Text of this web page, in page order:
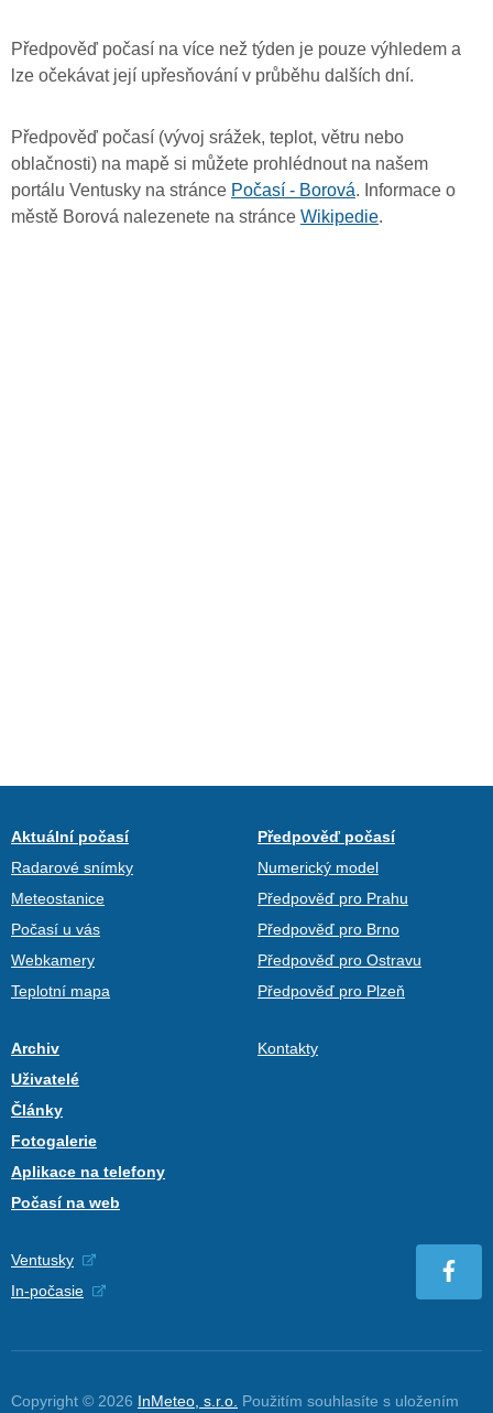
Předpověď počasí na více než týden je pouze výhledem a
lze očekávat její upřesňování v průběhu dalších dní.
Předpověď počasí (vývoj srážek, teplot, větru nebo
oblačnosti) na mapě si můžete prohlédnout na našem
portálu Ventusky na stránce Počasí - Borová. Informace o
městě Borová nalezenete na stránce Wikipedie.
Aktuální počasí
Radarové snímky
Meteostanice
Počasí u vás
Webkamery
Teplotní mapa
Předpověď počasí
Numerický model
Předpověď pro Prahu
Předpověď pro Brno
Předpověď pro Ostravu
Předpověď pro Plzeň
Archiv
Uživatelé
Články
Fotogalerie
Aplikace na telefony
Počasí na web
Kontakty
Ventusky
In-počasie
Copyright © 2026 InMeteo, s.r.o. Použitím souhlasíte s uložením